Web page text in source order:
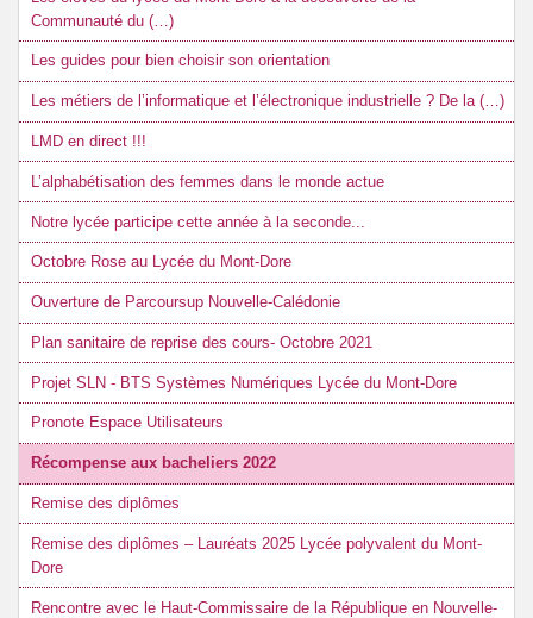
Communauté du (…)
Les guides pour bien choisir son orientation
Les métiers de l’informatique et l’électronique industrielle ? De la (…)
LMD en direct !!!
L’alphabétisation des femmes dans le monde actue
Notre lycée participe cette année à la seconde...
Octobre Rose au Lycée du Mont-Dore
Ouverture de Parcoursup Nouvelle-Calédonie
Plan sanitaire de reprise des cours- Octobre 2021
Projet SLN - BTS Systèmes Numériques Lycée du Mont-Dore
Pronote Espace Utilisateurs
Récompense aux bacheliers 2022
Remise des diplômes
Remise des diplômes – Lauréats 2025 Lycée polyvalent du Mont-
Dore
Rencontre avec le Haut-Commissaire de la République en Nouvelle-